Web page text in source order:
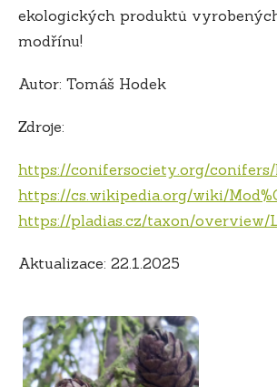
ekologických produktů
modřínu!
Autor: Tomáš Hodek
Zdroje:
https://conifersociety.org/
https://cs.wikipedia.org/wiki/
https://pladias.cz/taxon/overview/
Aktualizace: 22.1.2025